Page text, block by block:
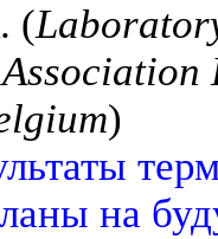
(
)
на